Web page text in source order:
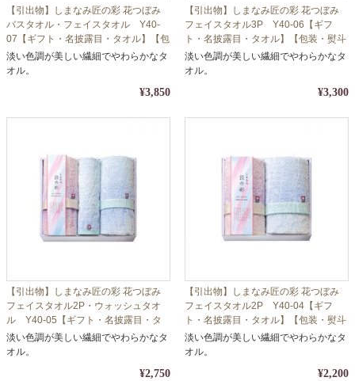
【引出物】しまなみ匠の彩 花つぼみ
バスタオル・フェイスタオル Y40-
07【ギフト・名披露目・タオル】【包
装・熨斗対応】
淡い色調が美しい繊細でやわらかなタ
オル。
¥3,850
【引出物】しまなみ匠の彩 花つぼみ
フェイスタオル3P Y40-06【ギフ
ト・名披露目・タオル】【包装・熨斗
対応】
淡い色調が美しい繊細でやわらかなタ
オル。
¥3,300
【引出物】しまなみ匠の彩 花つぼみ
フェイスタオル2P・ウォッシュタオ
ル Y40-05【ギフト・名披露目・タ
オル】【包装・熨斗対応】
淡い色調が美しい繊細でやわらかなタ
オル。
¥2,750
【引出物】しまなみ匠の彩 花つぼみ
フェイスタオル2P Y40-04【ギフ
ト・名披露目・タオル】【包装・熨斗
対応】
淡い色調が美しい繊細でやわらかなタ
オル。
¥2,200